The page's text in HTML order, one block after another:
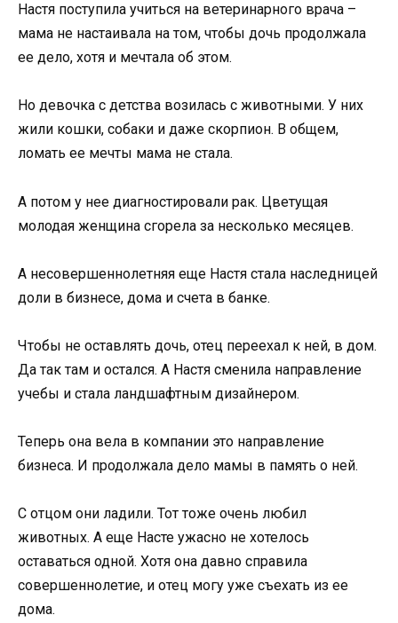
Настя поступила учиться на ветеринарного врача –
мама не настаивала на том, чтобы дочь продолжала
ее дело, хотя и мечтала об этом.
Но девочка с детства возилась с животными. У них
жили кошки, собаки и даже скорпион. В общем,
ломать ее мечты мама не стала.
А потом у нее диагностировали рак. Цветущая
молодая женщина сгорела за несколько месяцев.
А несовершеннолетняя еще Настя стала наследницей
доли в бизнесе, дома и счета в банке.
Чтобы не оставлять дочь, отец переехал к ней, в дом.
Да так там и остался. А Настя сменила направление
учебы и стала ландшафтным дизайнером.
Теперь она вела в компании это направление
бизнеса. И продолжала дело мамы в память о ней.
С отцом они ладили. Тот тоже очень любил
животных. А еще Насте ужасно не хотелось
оставаться одной. Хотя она давно справила
совершеннолетие, и отец могу уже съехать из ее
дома.